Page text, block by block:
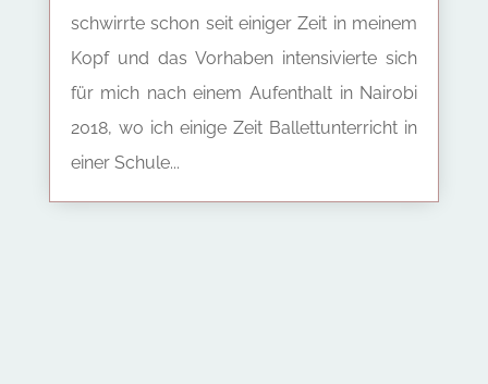
schwirrte schon seit einiger Zeit in meinem
Kopf und das Vorhaben intensivierte sich
für mich nach einem Aufenthalt in Nairobi
2018, wo ich einige Zeit Ballettunterricht in
einer Schule...